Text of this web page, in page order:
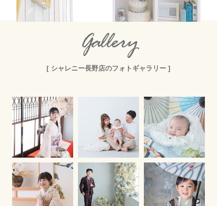
Gallery
[ シャレニー長野店のフォトギャラリー ]